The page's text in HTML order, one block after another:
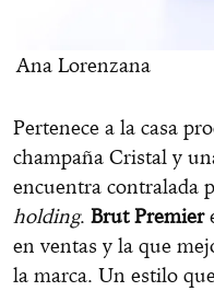
Ana Lorenzana
Pertenece a la casa
champaña Cristal y
encuentra contralada
holding. Brut Premier
en ventas y la que
la marca. Un estilo